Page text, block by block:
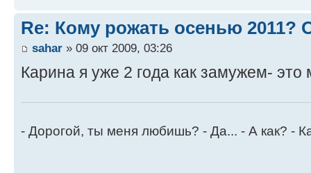
Re: Кому рожать осенью 2011?
sahar » 09 окт 2009, 03:26
Карина я уже 2 года как замужем- это
- Дорогой, ты меня любишь? - Да... - А как? -